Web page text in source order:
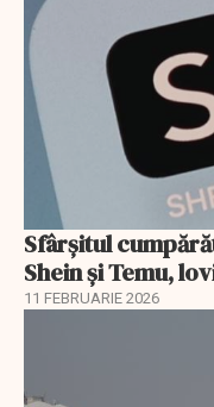
Sfârșitul
Shein și Temu,
11 FEBRUARIE 2026